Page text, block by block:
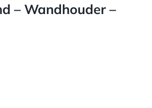
– Wandhouder –